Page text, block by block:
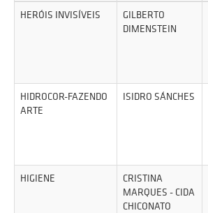
HERÓIS INVISÍVEIS
GILBERTO
DIMENSTEIN
HIDROCOR-FAZENDO
ARTE
ISIDRO SÁNCHES
HIGIENE
CRISTINA
MARQUES - CIDA
CHICONATO